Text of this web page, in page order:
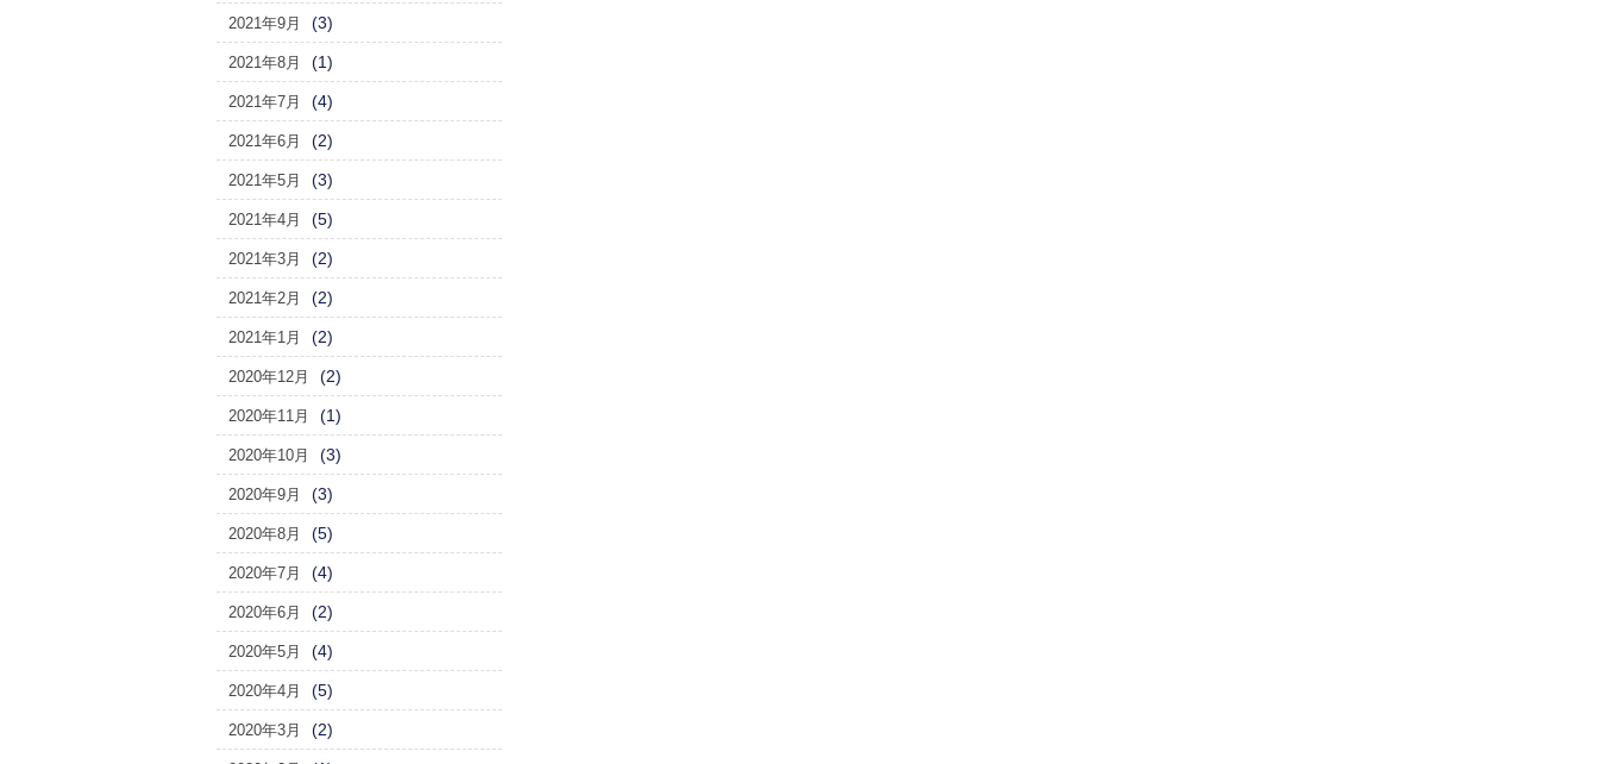
2021年9月 (3)
2021年8月 (1)
2021年7月 (4)
2021年6月 (2)
2021年5月 (3)
2021年4月 (5)
2021年3月 (2)
2021年2月 (2)
2021年1月 (2)
2020年12月 (2)
2020年11月 (1)
2020年10月 (3)
2020年9月 (3)
2020年8月 (5)
2020年7月 (4)
2020年6月 (2)
2020年5月 (4)
2020年4月 (5)
2020年3月 (2)